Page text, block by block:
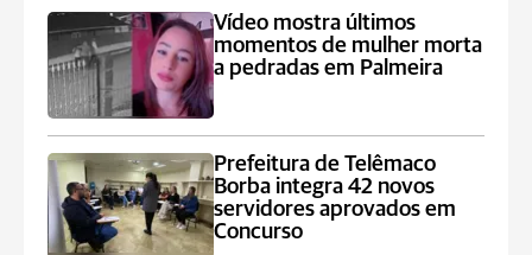
Vídeo mostra últimos
momentos de mulher morta
a pedradas em Palmeira
Prefeitura de Telêmaco
Borba integra 42 novos
servidores aprovados em
Concurso